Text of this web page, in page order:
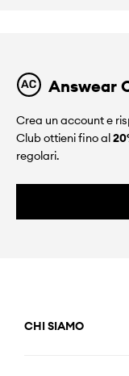
Answear
Crea un account e
Club ottieni fino al
regolari.
CHI SIAMO